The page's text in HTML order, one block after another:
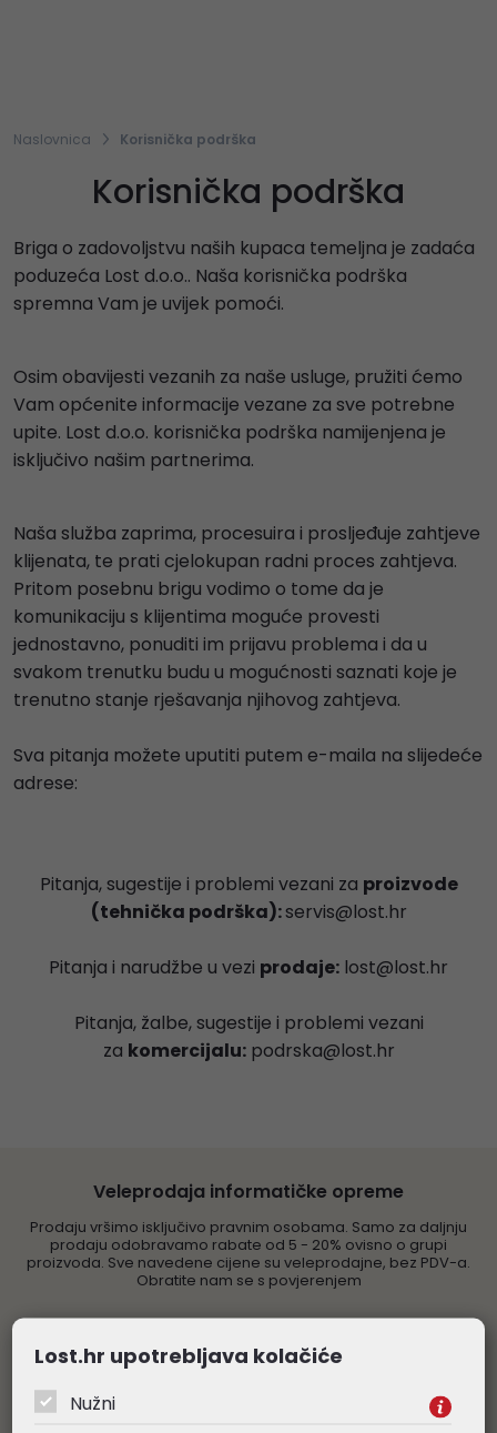
Naslovnica Korisnička podrška
Korisnička podrška
Briga o zadovoljstvu naših kupaca temeljna je zadaća
poduzeća Lost d.o.o.. Naša korisnička podrška
spremna Vam je uvijek pomoći.
Osim obavijesti vezanih za naše usluge, pružiti ćemo
Vam općenite informacije vezane za sve potrebne
upite. Lost d.o.o. korisnička podrška namijenjena je
isključivo našim partnerima.
Naša služba zaprima, procesuira i prosljeđuje zahtjeve
klijenata, te prati cjelokupan radni proces zahtjeva.
Pritom posebnu brigu vodimo o tome da je
komunikaciju s klijentima moguće provesti
jednostavno, ponuditi im prijavu problema i da u
svakom trenutku budu u mogućnosti saznati koje je
trenutno stanje rješavanja njihovog zahtjeva.
Sva pitanja možete uputiti putem e-maila na slijedeće
adrese:
Pitanja, sugestije i problemi vezani za proizvode
(tehnička podrška):servis@lost.hr
Pitanja i narudžbe u vezi prodaje: lost@lost.hr
Pitanja, žalbe, sugestije i problemi vezani
za komercijalu: podrska@lost.hr
Veleprodaja informatičke opreme
Prodaju vršimo isključivo pravnim osobama. Samo za daljnju
prodaju odobravamo rabate od 5 - 20% ovisno o grupi
proizvoda. Sve navedene cijene su veleprodajne, bez PDV-a.
Obratite nam se s povjerenjem
Besplatna dostava
Za narudžbe veće od 265,00€ (bez PDV-a), organiziramo
besplatnu dostavu robe. Izuzetak su komunikacijski ormari i
nestandardne pošiljke, čiju dostavu naplaćujemo prema veličini
Lost.hr upotrebljava kolačiće
Nužni